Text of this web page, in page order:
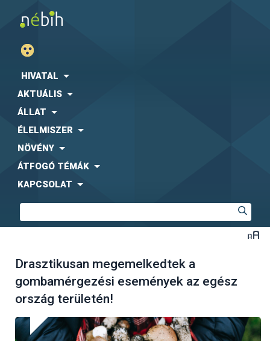
HIVATAL
AKTUÁLIS
ÁLLAT
ÉLELMISZER
NÖVÉNY
ÁTFOGÓ TÉMÁK
KAPCSOLAT
Drasztikusan megemelkedtek a
gombamérgezési események az egész
ország területén!